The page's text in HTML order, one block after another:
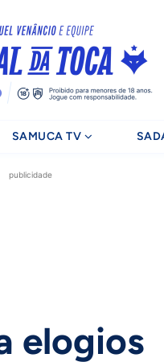
SAMUCA TV
publicidade
elogios